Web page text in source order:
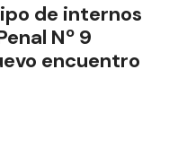
de internos
Nº 9
encuentro